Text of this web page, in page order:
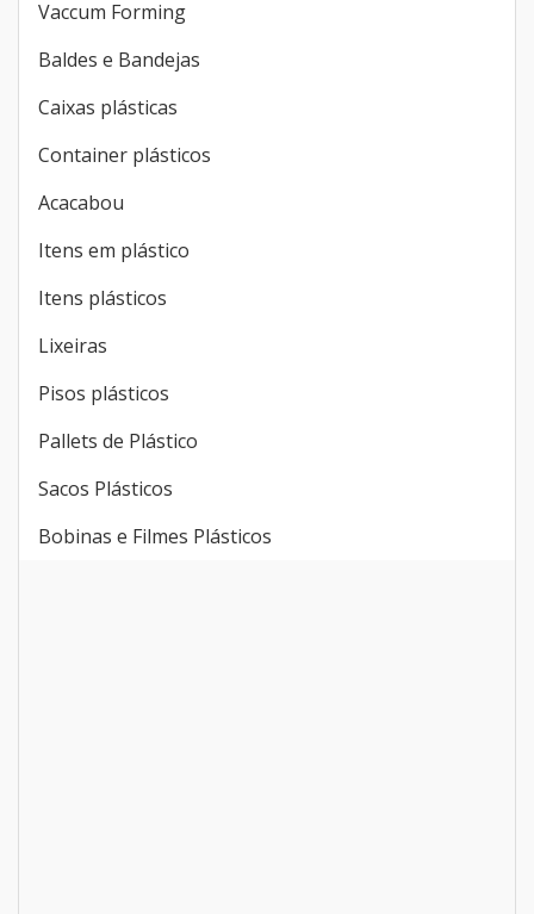
Vaccum Forming
Baldes e Bandejas
Caixas plásticas
Container plásticos
Acacabou
Itens em plástico
Itens plásticos
Lixeiras
Pisos plásticos
Pallets de Plástico
Sacos Plásticos
Bobinas e Filmes Plásticos